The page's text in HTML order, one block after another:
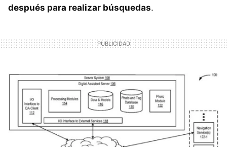
después para realizar búsquedas.